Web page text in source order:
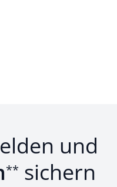
und
** sichern